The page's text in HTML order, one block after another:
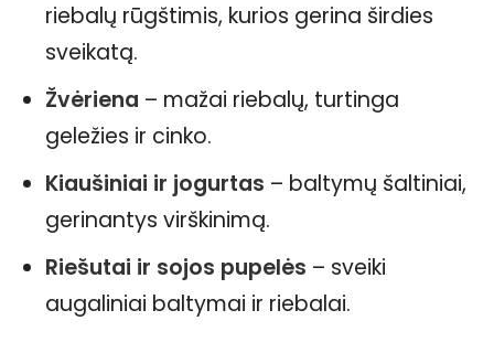
riebalų rūgštimis, kurios gerina širdies
sveikatą.
Žvėriena – mažai riebalų, turtinga
geležies ir cinko.
Kiaušiniai ir jogurtas – baltymų šaltiniai,
gerinantys virškinimą.
Riešutai ir sojos pupelės – sveiki
augaliniai baltymai ir riebalai.